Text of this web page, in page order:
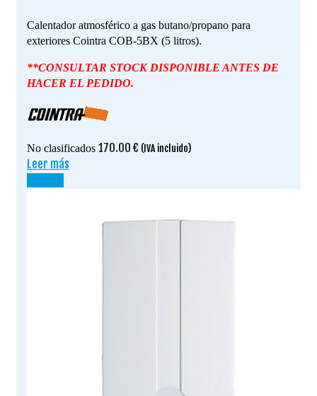
Calentador atmosférico a gas butano/propano para
exteriores Cointra COB-5BX (5 litros).
**CONSULTAR STOCK DISPONIBLE ANTES DE
HACER EL PEDIDO.
No clasificados 170.00 € (IVA incluido)
Leer más